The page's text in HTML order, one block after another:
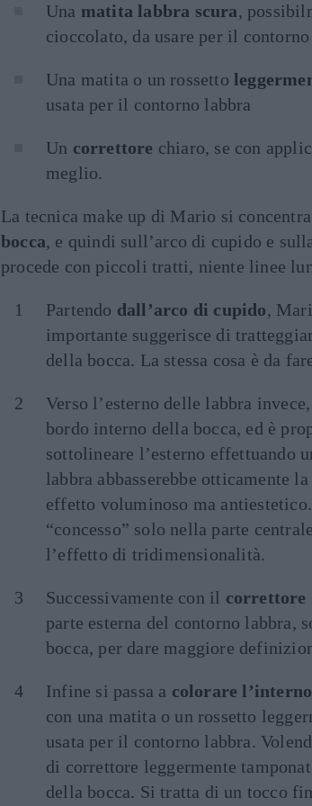
Una matita labbra scura,
cioccolato, da usare per il
Una matita o un rossetto
usata per il contorno labbra
Un correttore chiaro, se con
meglio.
La tecnica make up di Mario si
bocca, e quindi sull’arco di cupido e
procede con piccoli tratti, niente linee
Partendo dall’arco di cupido,
importante suggerisce di
della bocca. La stessa cosa è da
Verso l’esterno delle labbra
bordo interno della bocca, ed è
sottolineare l’esterno effettuando
labbra abbasserebbe otticamente
effetto voluminoso ma
“concesso” solo nella parte
l’effetto di tridimensionalità.
Successivamente con il correttore
parte esterna del contorno labbra,
bocca, per dare maggiore
Infine si passa a colorare l’interno
con una matita o un rossetto
usata per il contorno labbra.
di correttore leggermente
della bocca. Si tratta di un tocco